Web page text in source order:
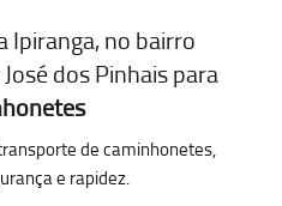
Ipiranga, no bairro
dos Pinhais para
de caminhonetes,
e rapidez.